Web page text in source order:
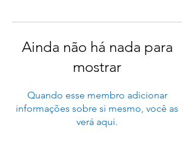
Ainda não há nada para
mostrar
Quando esse membro adicionar
informações sobre si mesmo, você as
verá aqui.